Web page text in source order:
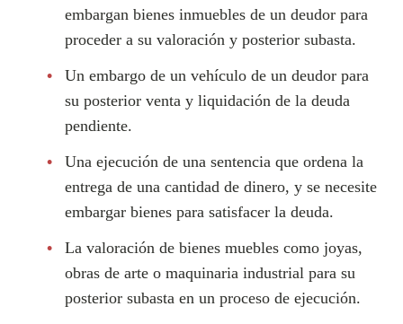
embargan bienes inmuebles de un deudor para
proceder a su valoración y posterior subasta.
Un embargo de un vehículo de un deudor para
su posterior venta y liquidación de la deuda
pendiente.
Una ejecución de una sentencia que ordena la
entrega de una cantidad de dinero, y se necesite
embargar bienes para satisfacer la deuda.
La valoración de bienes muebles como joyas,
obras de arte o maquinaria industrial para su
posterior subasta en un proceso de ejecución.